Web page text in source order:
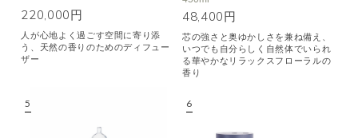
220,000円
人が心地よく過ごす空間に寄り添
う、天然の香りのためのディフュー
ザー
48,400円
芯の強さと奥ゆかしさを兼ね備え、
いつでも自分らしく自然体でいられ
る華やかなリラックスフローラルの
香り